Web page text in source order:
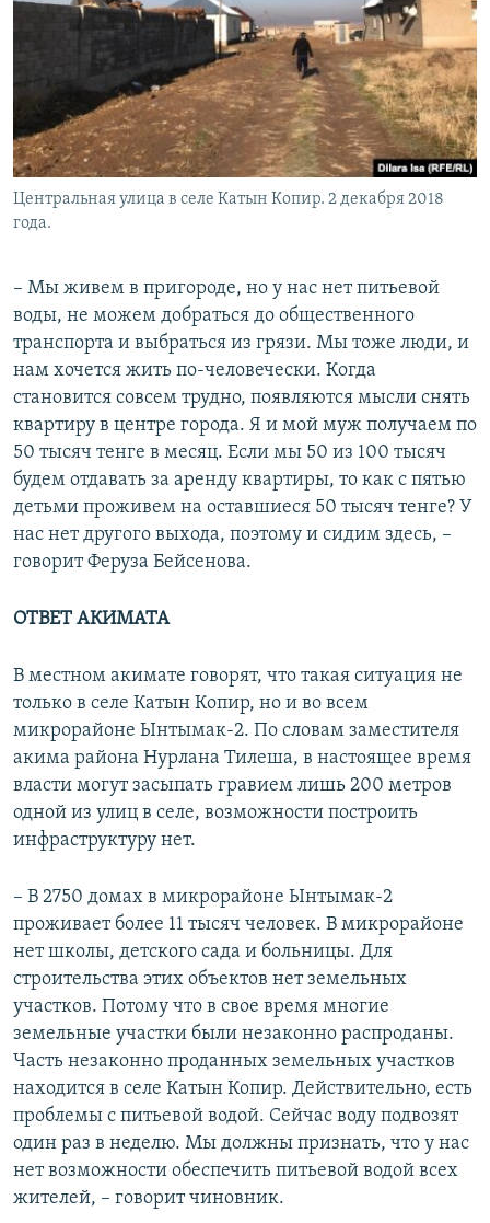
Центральная улица в селе Катын Копир. 2 декабря 2018
года.
– Мы живем в пригороде, но у нас нет питьевой
воды, не можем добраться до общественного
транспорта и выбраться из грязи. Мы тоже люди, и
нам хочется жить по-человечески. Когда
становится совсем трудно, появляются мысли снять
квартиру в центре города. Я и мой муж получаем по
50 тысяч тенге в месяц. Если мы 50 из 100 тысяч
будем отдавать за аренду квартиры, то как с пятью
детьми проживем на оставшиеся 50 тысяч тенге? У
нас нет другого выхода, поэтому и сидим здесь, –
говорит Феруза Бейсенова.
ОТВЕТ АКИМАТА
В местном акимате говорят, что такая ситуация не
только в селе Катын Копир, но и во всем
микрорайоне Ынтымак-2. По словам заместителя
акима района Нурлана Тилеша, в настоящее время
власти могут засыпать гравием лишь 200 метров
одной из улиц в селе, возможности построить
инфраструктуру нет.
– В 2750 домах в микрорайоне Ынтымак-2
проживает более 11 тысяч человек. В микрорайоне
нет школы, детского сада и больницы. Для
строительства этих объектов нет земельных
участков. Потому что в свое время многие
земельные участки были незаконно распроданы.
Часть незаконно проданных земельных участков
находится в селе Катын Копир. Действительно, есть
проблемы с питьевой водой. Сейчас воду подвозят
один раз в неделю. Мы должны признать, что у нас
нет возможности обеспечить питьевой водой всех
жителей, – говорит чиновник.